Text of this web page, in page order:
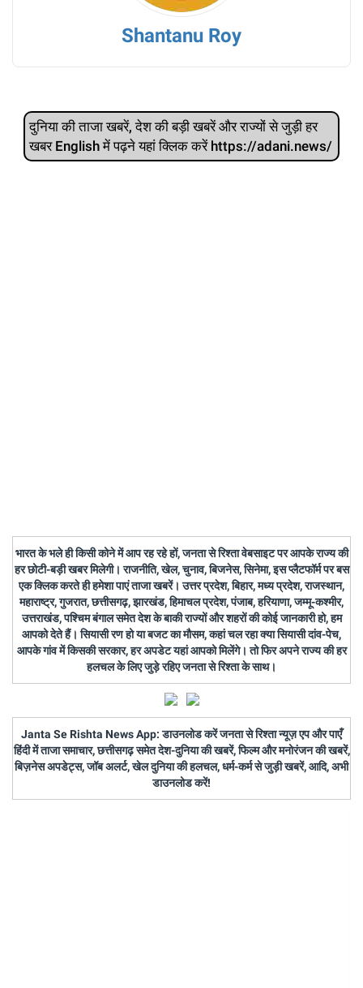
Shantanu Roy
दुनिया की ताजा खबरें, देश की बड़ी खबरें और राज्‍यों से जुड़ी हर
खबर English में पढ़ने यहां क्लिक करें https://adani.news/
भारत के भले ही किसी कोने में आप रह रहे हों, जनता से रिश्ता वेबसाइट पर आपके राज्य की
हर छोटी-बड़ी खबर मिलेगी। राजनीति, खेल, चुनाव, बिजनेस, सिनेमा, इस प्लैटफॉर्म पर बस
एक क्लिक करते ही हमेशा पाएं ताजा खबरें। उत्तर प्रदेश, बिहार, मध्य प्रदेश, राजस्थान,
महाराष्ट्र, गुजरात, छत्तीसगढ़, झारखंड, हिमाचल प्रदेश, पंजाब, हरियाणा, जम्मू-कश्मीर,
उत्तराखंड, पश्चिम बंगाल समेत देश के बाकी राज्यों और शहरों की कोई जानकारी हो, हम
आपको देते हैं। सियासी रण हो या बजट का मौसम, कहां चल रहा क्या सियासी दांव-पेच,
आपके गांव में किसकी सरकार, हर अपडेट यहां आपको मिलेंगे। तो फिर अपने राज्य की हर
हलचल के लिए जुड़े रहिए जनता से रिश्ता के साथ।
Janta Se Rishta News App: डाउनलोड करें जनता से रिश्ता न्यूज़ एप और पाएँ
हिंदी में ताजा समाचार, छत्तीसगढ़ समेत देश-दुनिया की खबरें, फिल्म और मनोरंजन की खबरें,
बिज़नेस अपडेट्स, जॉब अलर्ट, खेल दुनिया की हलचल, धर्म-कर्म से जुड़ी खबरें, आदि, अभी
डाउनलोड करें!